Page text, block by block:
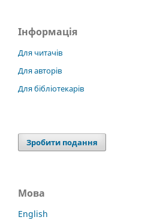
Інформація
Для читачів
Для авторів
Для бібліотекарів
Зробити подання
Мова
English